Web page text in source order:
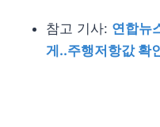
참고 기사: 연합뉴
게..주행저항값 확